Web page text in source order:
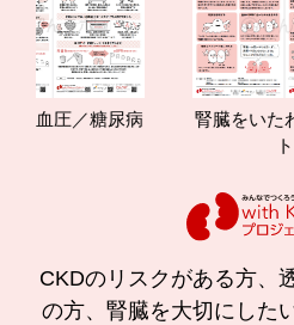
／糖尿病
腎臓をいたわるポ
CKDのリスクがある方、
の方、腎臓を大切にした